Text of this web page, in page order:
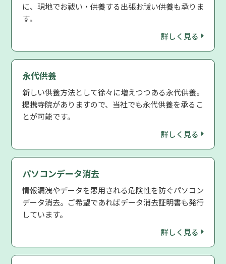
に、現地でお祓い・供養する出張お祓い供養も承りま
す。
詳しく見る
永代供養
新しい供養方法として徐々に増えつつある永代供養。
提携寺院がありますので、当社でも永代供養を承るこ
とが可能です。
詳しく見る
パソコンデータ消去
情報漏洩やデータを悪用される危険性を防ぐパソコン
データ消去。ご希望であればデータ消去証明書も発行
しています。
詳しく見る